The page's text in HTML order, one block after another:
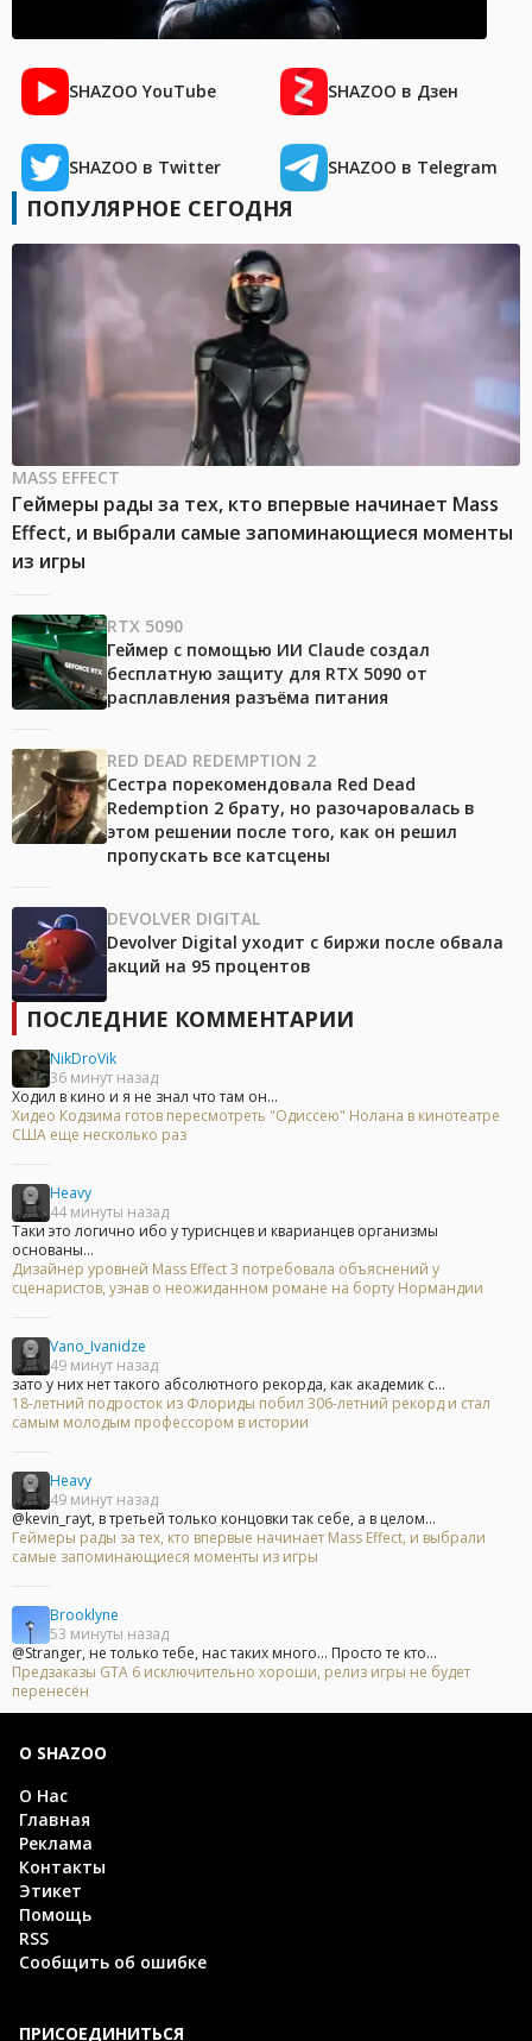
SHAZOO YouTube SHAZOO в Дзен
SHAZOO в Twitter SHAZOO в Telegram
ПОПУЛЯРНОЕ СЕГОДНЯ
MASS EFFECT
Геймеры рады за тех, кто впервые начинает Mass
Effect, и выбрали самые запоминающиеся моменты
из игры
RTX 5090
Геймер с помощью ИИ Claude создал
бесплатную защиту для RTX 5090 от
расплавления разъёма питания
RED DEAD REDEMPTION 2
Сестра порекомендовала Red Dead
Redemption 2 брату, но разочаровалась в
этом решении после того, как он решил
пропускать все катсцены
DEVOLVER DIGITAL
Devolver Digital уходит с биржи после обвала
акций на 95 процентов
ПОСЛЕДНИЕ КОММЕНТАРИИ
NikDroVik
36 минут назад
Ходил в кино и я не знал что там он...
Хидео Кодзима готов пересмотреть "Одиссею" Нолана в кинотеатре
США еще несколько раз
Heavy
44 минуты назад
Таки это логично ибо у туриснцев и кварианцев организмы
основаны...
Дизайнер уровней Mass Effect 3 потребовала объяснений у
сценаристов, узнав о неожиданном романе на борту Нормандии
Vano_Ivanidze
49 минут назад
зато у них нет такого абсолютного рекорда, как академик с...
18-летний подросток из Флориды побил 306-летний рекорд и стал
самым молодым профессором в истории
Heavy
49 минут назад
@kevin_rayt, в третьей только концовки так себе, а в целом...
Геймеры рады за тех, кто впервые начинает Mass Effect, и выбрали
самые запоминающиеся моменты из игры
Brooklyne
53 минуты назад
@Stranger, не только тебе, нас таких много... Просто те кто...
Предзаказы GTA 6 исключительно хороши, релиз игры не будет
перенесён
О SHAZOO
О Нас
Главная
Реклама
Контакты
Этикет
Помощь
RSS
Сообщить об ошибке
ПРИСОЕДИНИТЬСЯ